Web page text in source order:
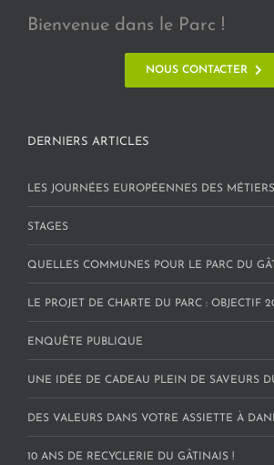
Bienvenue dans le Parc !
NOUS CONTACTER
DERNIERS ARTICLES
LES JOURNÉES EUROPÉENNES DES MÉTIERS
STAGES
QUELLES COMMUNES POUR LE PARC DU
LE PROJET DE CHARTE DU PARC : OBJECTIF
ENQUÊTE PUBLIQUE
UNE IDÉE DE CADEAU PLEIN DE SAVEURS
DES VALEURS DANS VOTRE ASSIETTE À
10 ANS DE RECYCLERIE DU GÂTINAIS !